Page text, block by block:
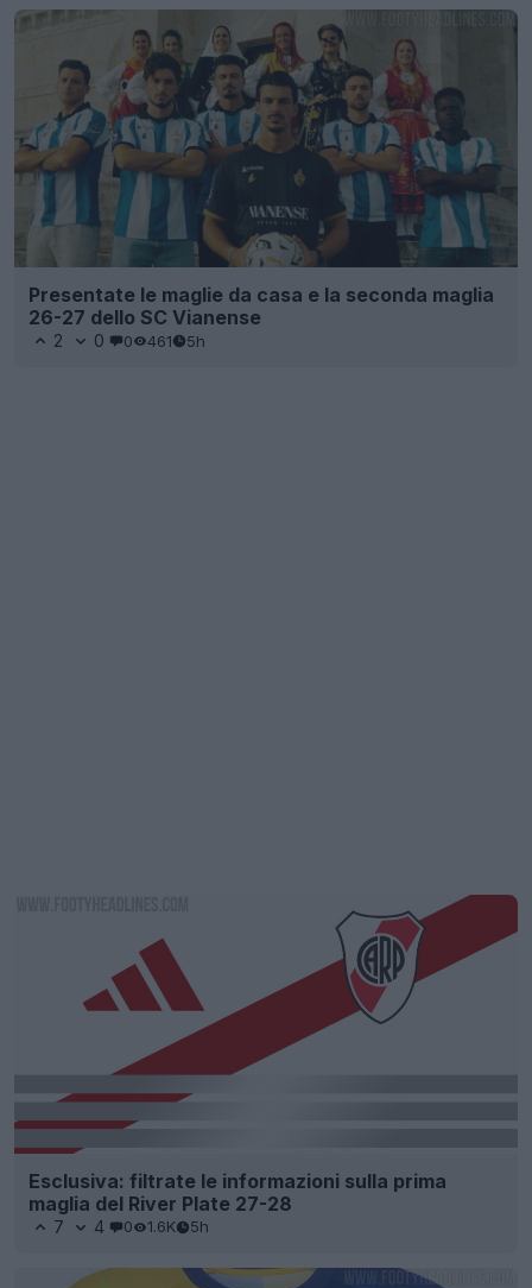
Presentate le maglie da casa e la seconda maglia
26-27 dello SC Vianense
2 0 0 461 5h
Esclusiva: filtrate le informazioni sulla prima
maglia del River Plate 27-28
7 4 0 1.6K 5h